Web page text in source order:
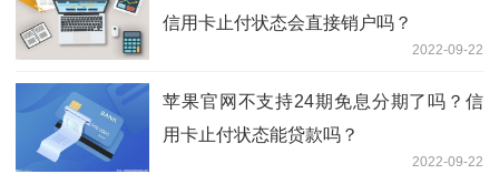
信用卡止付状态会直接销户吗？
2022-09-22
苹果官网不支持24期免息分期了吗？信
用卡止付状态能贷款吗？
2022-09-22